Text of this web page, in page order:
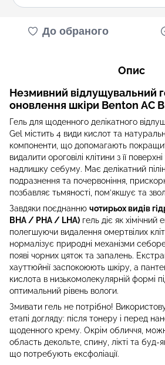
До обраного
Опис
Незмивний відлущувальний
оновлення шкіри Benton AC
Гель для щоденного делікатного
Gel містить 4 види кислот та
компоненти, що допомагають
видалити ороговілі клітини з її
надлишку себуму. Має делікатний
подразнення та почервоніння,
позбавляє тьмяності, пом’якшує та
Завдяки поєднанню чотирьох видів
BHA / PHA / LHA) гель діє як хімічний
полегшуючи видалення омертвілих
нормалізує природні механізми
появі чорних цяток та запалень.
хауттюйнії заспокоюють шкіру, а
кислота в низькомолекулярній формі
оптимальний рівень вологи.
Змивати гель не потрібно!
етапі догляду: після тонеру і перед
щоденного крему. Окрім обличчя,
область декольте, спину, лікті та буд-
що потребують ексфоліації.